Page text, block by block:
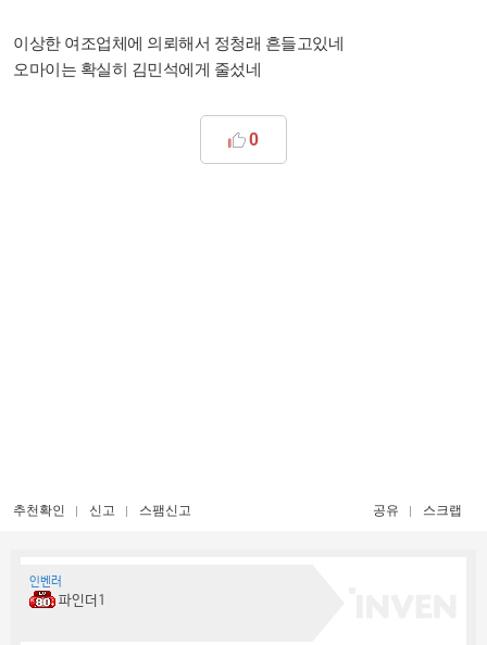
이상한 여조업체에 의뢰해서 정청래 흔들고있네
오마이는 확실히 김민석에게 줄섰네
0
추천확인 신고 스팸신고 공유 스크랩
인벤러
파인더1